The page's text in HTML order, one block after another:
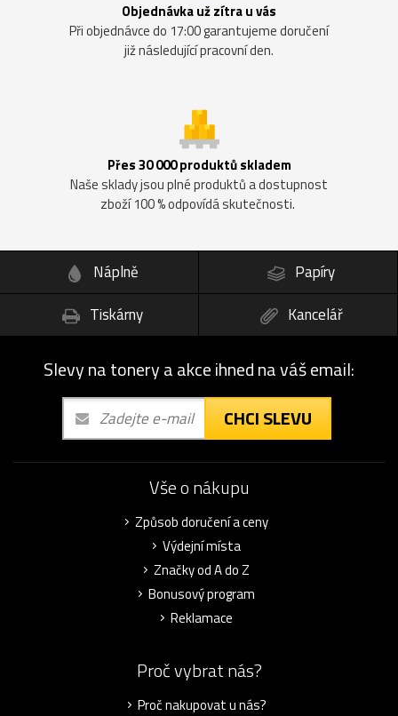
Objednávka už zítra u vás
Při objednávce do 17:00 garantujeme doručení
již následující pracovní den.
Přes 30 000 produktů skladem
Naše sklady jsou plné produktů a dostupnost
zboží 100 % odpovídá skutečnosti.
Náplně
Papíry
Tiskárny
Kancelář
Slevy na tonery a akce ihned na váš email:
CHCI SLEVU
Vše o nákupu
Způsob doručení a ceny
Výdejní místa
Značky od A do Z
Bonusový program
Reklamace
Proč vybrat nás?
Proč nakupovat u nás?